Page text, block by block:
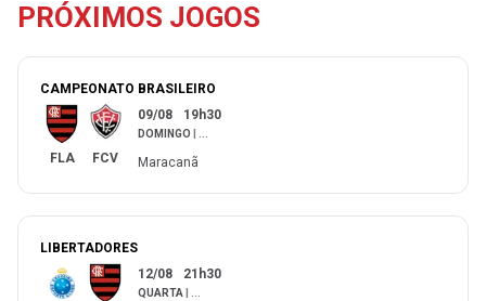
PRÓXIMOS JOGOS
CAMPEONATO BRASILEIRO
FLA FCV
09/08 19h30
DOMINGO
Maracanã
LIBERTADORES
12/08 21h30
QUARTA